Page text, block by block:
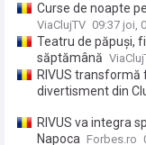
Curse de noapte
ViaClujTV 09:37 joi,
Teatru de păpuși,
săptămână
RIVUS
divertisment din
RIVUS va integra
Napoca Forbes.ro